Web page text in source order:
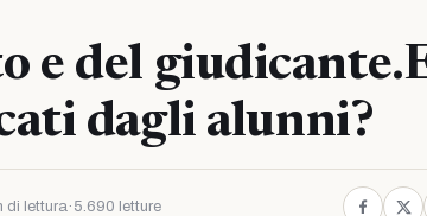
e del
dagli alunni?
di lettura· 5.690 letture